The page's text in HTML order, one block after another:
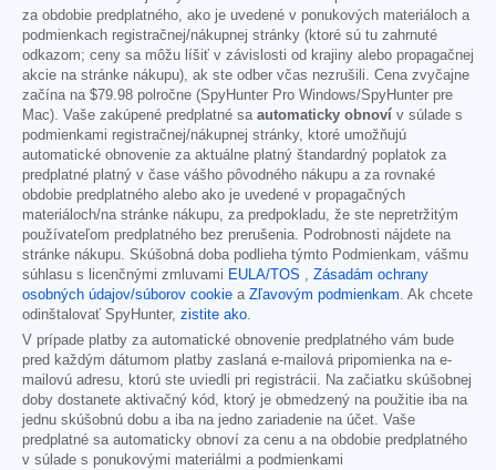
za obdobie predplatného, ako je uvedené v ponukových materiáloch a
podmienkach registračnej/nákupnej stránky (ktoré sú tu zahrnuté
odkazom; ceny sa môžu líšiť v závislosti od krajiny alebo propagačnej
akcie na stránke nákupu), ak ste odber včas nezrušili. Cena zvyčajne
začína na $79.98 polročne (SpyHunter Pro Windows/SpyHunter pre
Mac). Vaše zakúpené predplatné sa automaticky obnoví v súlade s
podmienkami registračnej/nákupnej stránky, ktoré umožňujú
automatické obnovenie za aktuálne platný štandardný poplatok za
predplatné platný v čase vášho pôvodného nákupu a za rovnaké
obdobie predplatného alebo ako je uvedené v propagačných
materiáloch/na stránke nákupu, za predpokladu, že ste nepretržitým
používateľom predplatného bez prerušenia. Podrobnosti nájdete na
stránke nákupu. Skúšobná doba podlieha týmto Podmienkam, vášmu
súhlasu s licenčnými zmluvami EULA/TOS , Zásadám ochrany
osobných údajov/súborov cookie a Zľavovým podmienkam. Ak chcete
odinštalovať SpyHunter, zistite ako.
V prípade platby za automatické obnovenie predplatného vám bude
pred každým dátumom platby zaslaná e-mailová pripomienka na e-
mailovú adresu, ktorú ste uviedli pri registrácii. Na začiatku skúšobnej
doby dostanete aktivačný kód, ktorý je obmedzený na použitie iba na
jednu skúšobnú dobu a iba na jedno zariadenie na účet. Vaše
predplatné sa automaticky obnoví za cenu a na obdobie predplatného
v súlade s ponukovými materiálmi a podmienkami